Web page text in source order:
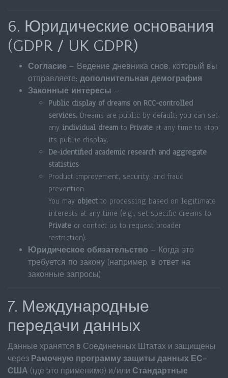
6. Юридические основания
(GDPR / UK GDPR)
Согласие – Ведение дневника снов, который вы
отправляете; дополнительная демография
Законные интересы –
Public display of dreams on RCC-controlled
services. Dreams are public by default; you can set
any individual dream to Private at any time to stop
its public display.
De-identified academic research and aggregate
statistics
Product improvement, security, and fraud
prevention
You may object to processing based on legitimate
interests at any time (e.g., set specific dreams to
Private or contact us to request broader
restriction).
Юридическое обязательство – Когда это
требуется по закону (например, в ответ на
законные запросы)
7. Международные
передачи данных
Данные хранятся в Соединенных Штатах и защищены
через Рамочную программу защиты данных ЕС–
США (где это применимо) и/или Стандартные